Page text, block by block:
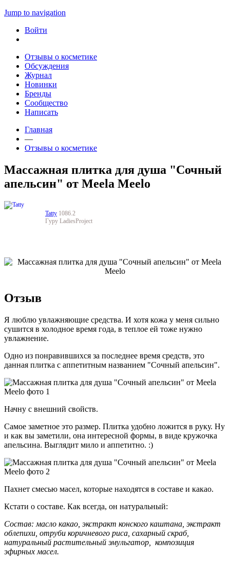
Jump to navigation
Войти
Отзывы о косметике
Обсуждения
Журнал
Новинки
Бренды
Сообщество
Написать
Главная
—
Отзывы о косметике
Массажная плитка для душа "Сочный
апельсин" от Meela Meelo
Tatty 1086.2
Гуру LadiesProject
Отзыв
Я люблю увлажняющие средства. И хотя кожа у меня сильно
сушится в холодное время года, в теплое ей тоже нужно
увлажнение.
Одно из понравившихся за последнее время средств, это
данная плитка с аппетитным названием "Сочный апельсин".
Начну с внешний свойств.
Самое заметное это размер. Плитка удобно ложится в руку. Ну
и как вы заметили, она интересной формы, в виде кружочка
апельсина. Выглядит мило и аппетитно. :)
Пахнет смесью масел, которые находятся в составе и какао.
Кстати о составе. Как всегда, он натуральный:
Состав: масло какао, экстракт конского каштана, экстракт
облепихи, отруби коричневого риса, сахарный скраб,
натуральный растительный эмульгатор, композиция
эфирных масел.